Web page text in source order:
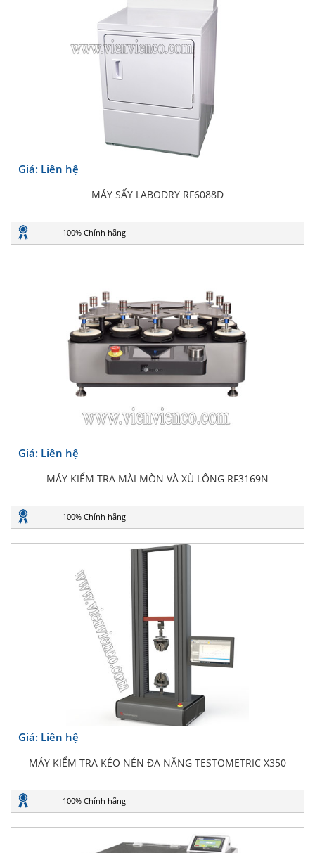
Giá: Liên hệ
MÁY SẤY LABODRY RF6088D
100% Chính hãng
Giá: Liên hệ
MÁY KIỂM TRA MÀI MÒN VÀ XÙ LÔNG RF3169N
100% Chính hãng
Giá: Liên hệ
MÁY KIỂM TRA KÉO NÉN ĐA NĂNG TESTOMETRIC X350
100% Chính hãng